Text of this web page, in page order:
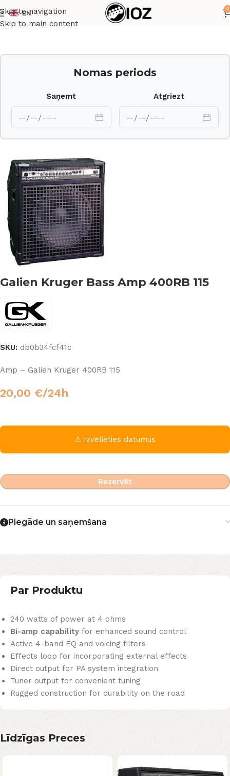
Skip to navigation
Skip to main content
EN
0
Sākums Pastiprinātāji
Nomas periods
Saņemt Atgriezt
Galien Kruger Bass Amp 400RB 115
SKU: db0b34fcf41c
Amp – Galien Kruger 400RB 115
20,00 €/24h
⚠ Izvēlieties datumus
Rezervēt
Piegāde un saņemšana
Par Produktu
240 watts of power at 4 ohms
Bi-amp capability for enhanced sound control
Active 4-band EQ and voicing filters
Effects loop for incorporating external effects
Direct output for PA system integration
Tuner output for convenient tuning
Rugged construction for durability on the road
Līdzīgas Preces